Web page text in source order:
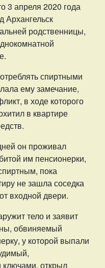
3 апреля 2020 года
Архангельск
родственницы,
спиртными
ему замечание,
в ходе которого
в квартире
он проживал
им пенсионерки,
пока
не зашла соседка
входной двери.
тело и заявит
обвиняемый
у которой выпали
открыл